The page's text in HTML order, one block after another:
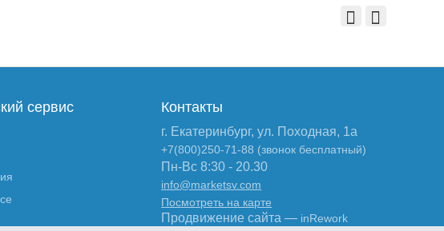
сервис Контакты
г. Екатеринбург, ул. Походная, 1а
+7(800)250-71-88 (звонок бесплатный)
Пн-Вс 8:30 - 20.30
info@marketsv.com
Посмотреть на карте
Продвижение сайта — inRework